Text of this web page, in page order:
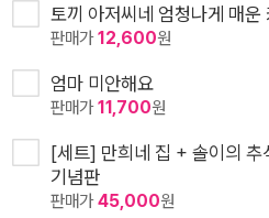
토끼 아저씨네 엄청나게 매운
판매가12,600원
엄마 미안해요
판매가11,700원
[세트] 만희네 집 + 솔이의
기념판
판매가45,000원